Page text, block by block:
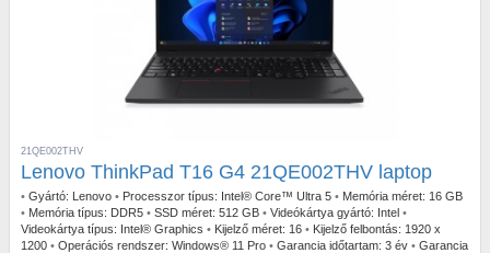
21QE002THV
Lenovo ThinkPad T16 G4 21QE002THV laptop
• Gyártó: Lenovo • Processzor típus: Intel® Core™ Ultra 5 • Memória méret: 16 GB
• Memória típus: DDR5 • SSD méret: 512 GB • Videókártya gyártó: Intel •
Videokártya típus: Intel® Graphics • Kijelző méret: 16 • Kijelző felbontás: 1920 x
1200 • Operációs rendszer: Windows® 11 Pro • Garancia időtartam: 3 év • Garancia